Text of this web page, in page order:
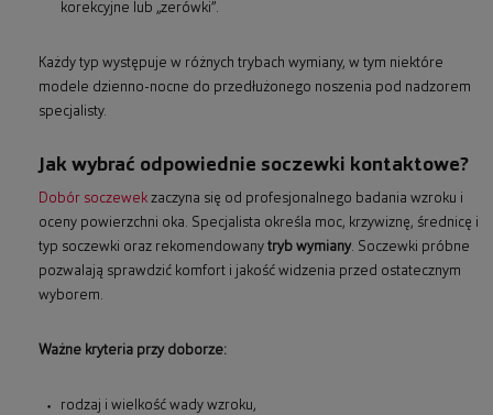
korekcyjne lub „zerówki”.
Każdy typ występuje w różnych trybach wymiany, w tym niektóre
modele dzienno-nocne do przedłużonego noszenia pod nadzorem
specjalisty.
Jak wybrać odpowiednie soczewki kontaktowe?
Dobór soczewek zaczyna się od profesjonalnego badania wzroku i
oceny powierzchni oka. Specjalista określa moc, krzywiznę, średnicę i
typ soczewki oraz rekomendowany tryb wymiany. Soczewki próbne
pozwalają sprawdzić komfort i jakość widzenia przed ostatecznym
wyborem.
Ważne kryteria przy doborze:
rodzaj i wielkość wady wzroku,